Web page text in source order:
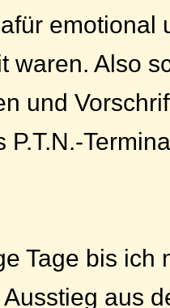
emotional
waren. Also
und
P.T.N.-
Tage bis ich
aus